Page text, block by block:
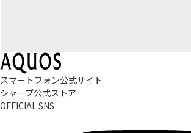
スマートフォン公式サイト
シャープ公式ストア
OFFICIAL SNS